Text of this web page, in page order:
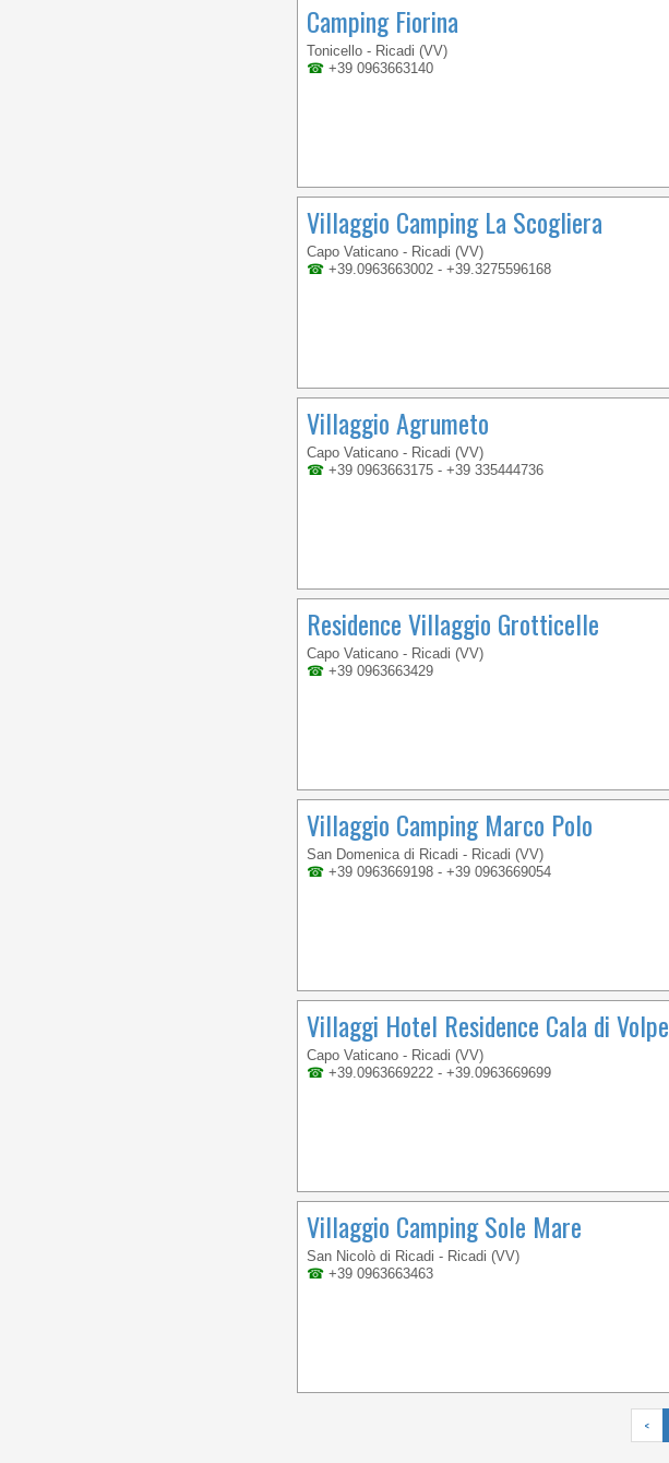
Camping Fiorina
Tonicello - Ricadi (VV)
☎ +39 0963663140
Villaggio Camping La Scogliera
Capo Vaticano - Ricadi (VV)
☎ +39.0963663002 - +39.3275596168
Villaggio Agrumeto
Capo Vaticano - Ricadi (VV)
☎ +39 0963663175 - +39 335444736
Residence Villaggio Grotticelle
Capo Vaticano - Ricadi (VV)
☎ +39 0963663429
Villaggio Camping Marco Polo
San Domenica di Ricadi - Ricadi (VV)
☎ +39 0963669198 - +39 0963669054
Villaggi Hotel Residence Cala di Volpe
Capo Vaticano - Ricadi (VV)
☎ +39.0963669222 - +39.0963669699
Villaggio Camping Sole Mare
San Nicolò di Ricadi - Ricadi (VV)
☎ +39 0963663463
<